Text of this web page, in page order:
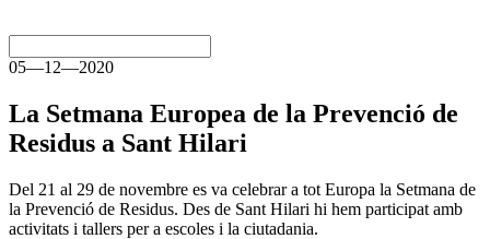
05—12—2020
La Setmana Europea de la Prevenció de
Residus a Sant Hilari
Del 21 al 29 de novembre es va celebrar a tot Europa la Setmana de
la Prevenció de Residus. Des de Sant Hilari hi hem participat amb
activitats i tallers per a escoles i la ciutadania.